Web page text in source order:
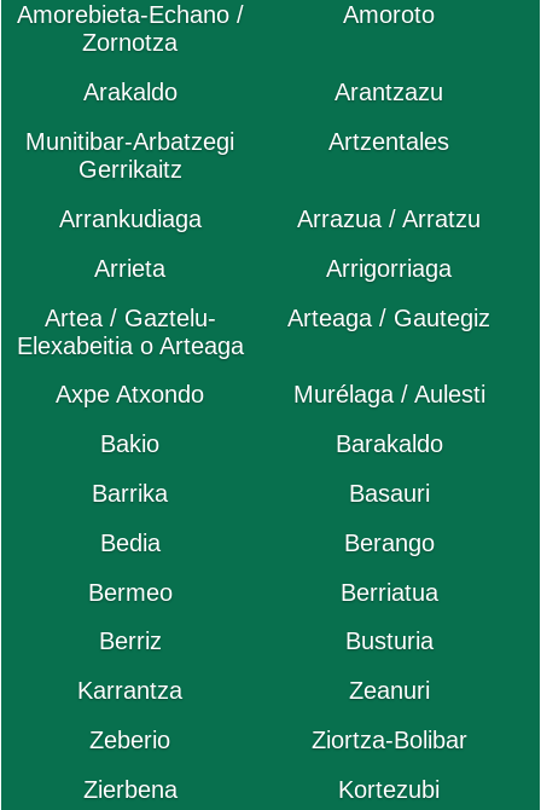
Amorebieta-Echano /
Zornotza
Amoroto
Arakaldo
Arantzazu
Munitibar-Arbatzegi
Gerrikaitz
Artzentales
Arrankudiaga
Arrazua / Arratzu
Arrieta
Arrigorriaga
Artea / Gaztelu-
Elexabeitia o Arteaga
Arteaga / Gautegiz
Axpe Atxondo
Murélaga / Aulesti
Bakio
Barakaldo
Barrika
Basauri
Bedia
Berango
Bermeo
Berriatua
Berriz
Busturia
Karrantza
Zeanuri
Zeberio
Ziortza-Bolibar
Zierbena
Kortezubi